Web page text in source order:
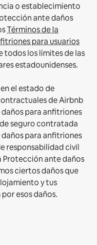
o establecimiento
ante daños
Términos de la
para usuarios
todos los límites de las
estadounidenses.
el estado de
de Airbnb
para anfitriones
seguro contratada
para anfitriones
responsabilidad civil
Protección ante daños
ciertos daños que
y tus
esos daños.